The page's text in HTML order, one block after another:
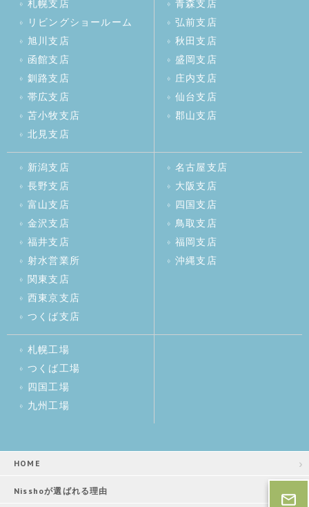
札幌支店
リビングショールーム
旭川支店
函館支店
釧路支店
帯広支店
苫小牧支店
北見支店
青森支店
弘前支店
秋田支店
盛岡支店
庄内支店
仙台支店
郡山支店
新潟支店
長野支店
富山支店
金沢支店
福井支店
射水営業所
関東支店
西東京支店
つくば支店
名古屋支店
大阪支店
四国支店
鳥取支店
福岡支店
沖縄支店
札幌工場
つくば工場
四国工場
九州工場
HOME
Nisshoが選ばれる理由